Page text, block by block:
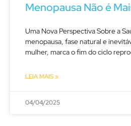
Menopausa Não é
Uma Nova Perspectiva Sobre a
menopausa, fase natural e
mulher, marca o fim do ciclo
LEIA MAIS »
04/04/2025